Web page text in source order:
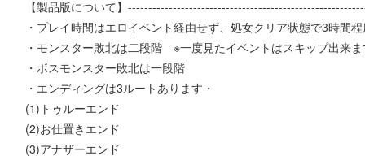
【製品版について】
・プレイ時間はエロイベント経由せず、処女クリア状態で3時間
・モンスター敗北は二段階 ※一度見たイベントはスキップ出来
・ボスモンスター敗北は一段階
・エンディングは3ルートあります・
(1)トゥルーエンド
(2)お仕置きエンド
(3)アナザーエンド